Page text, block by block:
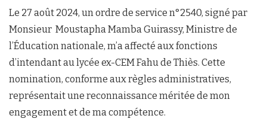
Le 27 août 2024, un ordre de service n°2540, signé par
Monsieur Moustapha Mamba Guirassy, Ministre de
l’Éducation nationale, m’a affecté aux fonctions
d’intendant au lycée ex-CEM Fahu de Thiès. Cette
nomination, conforme aux règles administratives,
représentait une reconnaissance méritée de mon
engagement et de ma compétence.